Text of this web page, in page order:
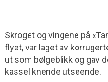
Skroget og vingene på
flyet, var laget av
ut som bølgeblikk og gav
kasseliknende utseende.